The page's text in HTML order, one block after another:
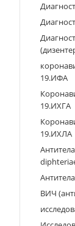
19.ИФА
19.ИХГА
19.ИХЛА
ВИЧ